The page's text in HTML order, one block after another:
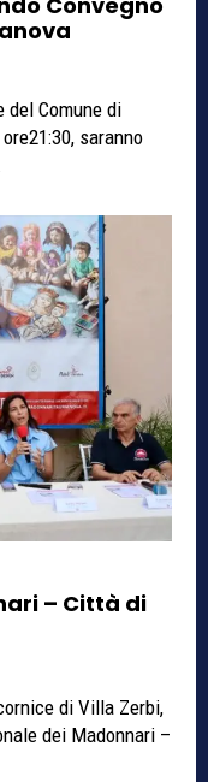
del Comune di
saranno
– Città di
di Villa Zerbi,
dei Madonnari –